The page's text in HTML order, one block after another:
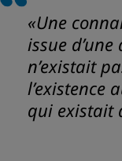
«Une
issue
n’existait
l’existence
qui existait